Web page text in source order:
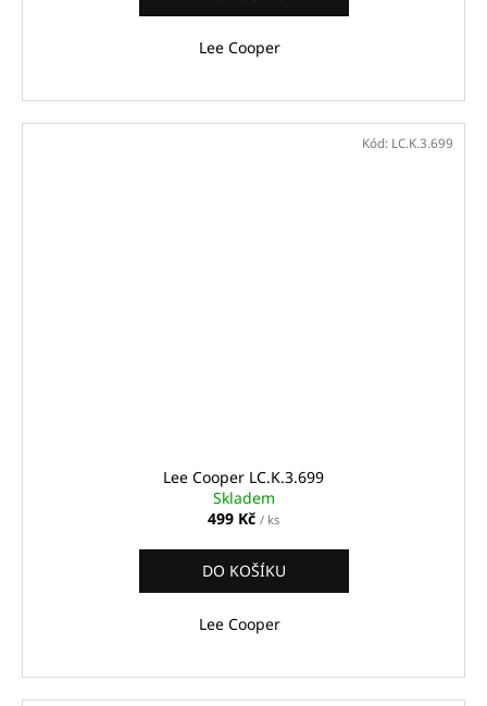
Lee Cooper
Lee Cooper LC.K.3.699
Skladem
499 Kč / ks
DO KOŠÍKU
Lee Cooper
Kód: LC.K.3.699